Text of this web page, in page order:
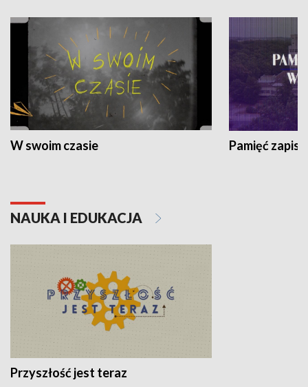
W swoim czasie Pamięć
NAUKA I EDUKACJA
Przyszłość jest teraz